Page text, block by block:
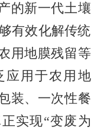
的新一代土壤
有效化解传统
用地膜残留等
应用于农用地
装、一次性餐
实现“变废为